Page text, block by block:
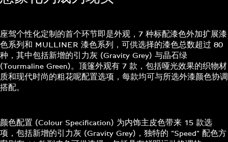
座驾个性化定制的首个环节即是外观，7 种标配漆色外加扩展漆
色系列和 MULLINER 漆色系列，可供选择的漆色总数超过 80
种，其中包括新增的引力灰 (Gravity Grey) 与晶石绿
(Tourmaline Green)。顶篷外观有 7 款，包括哑光效果的织物材
质和现代时尚的粗花呢配置选项，每款均可与所选外漆颜色协调
搭配。
颜色配置 (Colour Specification) 为内饰主皮色带来 15 款选
项，包括新增的引力灰 (Gravity Grey)，独特的 “Speed” 配色方